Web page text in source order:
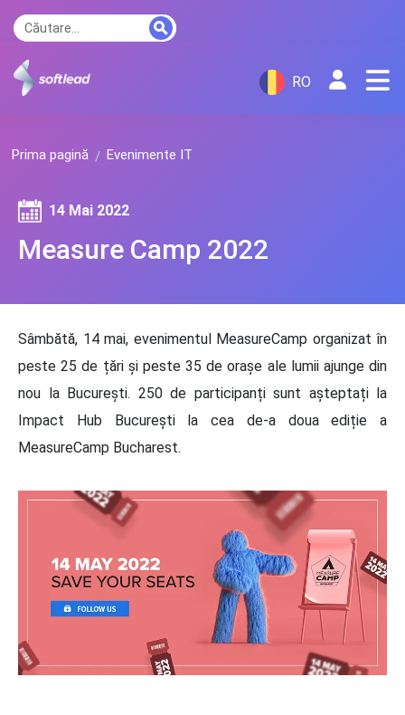
RO
Prima pagină Evenimente IT
Measure Camp 2022
14 Mai 2022
Sâmbătă, 14 mai, evenimentul MeasureCamp organizat în
peste 25 de țări și peste 35 de orașe ale lumii ajunge din
nou la București. 250 de participanți sunt așteptați la
Impact Hub București la cea de-a doua ediție a
MeasureCamp Bucharest.